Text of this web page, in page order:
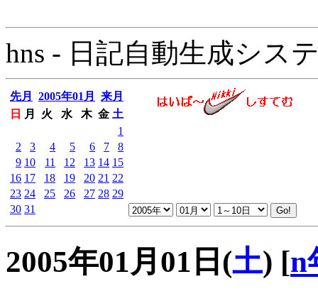
hns - 日記自動生成シス
先月 2005年01月
来月
日
月 火 水 木 金 土
1
2
3 4 5 6 7
8
9 10 11 12 13 14 15
16 17 18 19 20 21 22
23 24 25 26 27 28 29
30 31
2005年01月01日(土) [n